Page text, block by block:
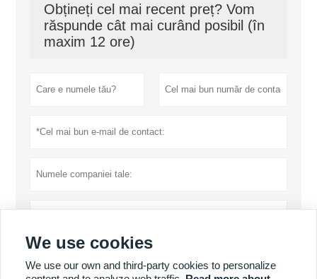
Obțineți cel mai recent preț? Vom
răspunde cât mai curând posibil (în
maxim 12 ore)
We use cookies
We use our own and third-party cookies to personalize